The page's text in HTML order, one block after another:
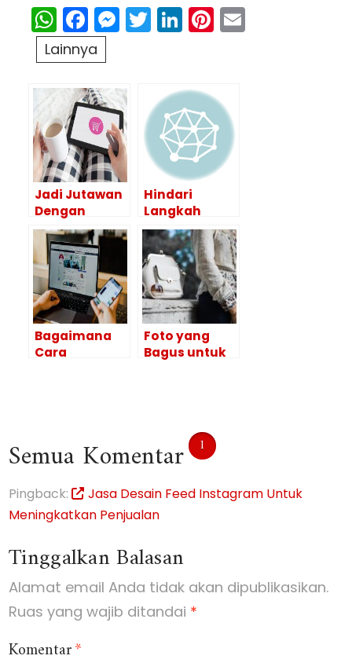
WhatsApp
Facebook
Messenger
Twitter
LinkedIn
Pinterest
Lainnya
Jadi Jutawan
Dengan
Membuat
Toko Online.
Ini 3 Caranya!
Hindari
Langkah
Promosi
Media Sosial
Ini, Nomor 3
Paling Tidak
Etis!
Bagaimana
Cara
Foto yang
Bagus untuk
Semua Komentar 1
Pingback:
Jasa Desain Feed Instagram Untuk
Meningkatkan Penjualan
Tinggalkan Balasan
Alamat email Anda tidak akan dipublikasikan.
Ruas yang wajib ditandai *
Komentar*